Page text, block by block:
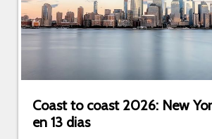
Coast to coast 2026: New
en 13 dias